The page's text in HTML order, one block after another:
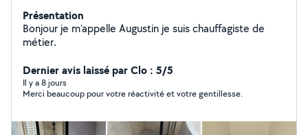
Présentation
Bonjour je m'appelle Augustin je suis chauffagiste de
métier.
Dernier avis laissé par Clo : 5/5
Il y a 8 jours
Merci beaucoup pour votre réactivité et votre gentillesse.